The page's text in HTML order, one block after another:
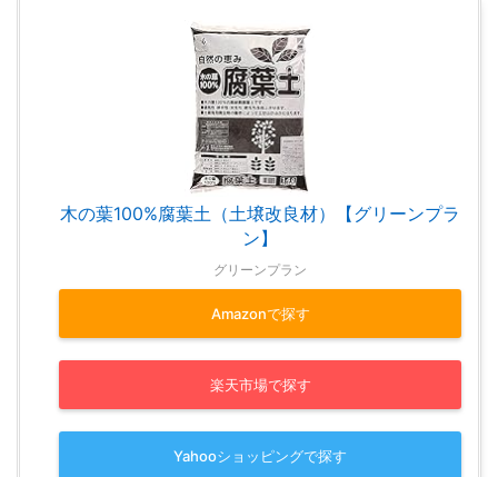
木の葉100%腐葉土（土壌改良材）【グリーンプラ
ン】
グリーンプラン
Amazonで探す
楽天市場で探す
Yahooショッピングで探す